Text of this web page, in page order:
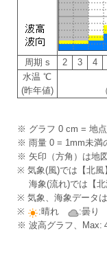
周期 s 2 3 4
水温 ℃
(昨年値)
※ グラフ 0 cm = 地点
※ 雨量 0 = 1mm未満
※ 矢印（方角）は地
※ 気象(風)では【北風
海象(流れ)では【北
※ 気象、海象データは
※
:晴れ :曇り
※ 波高グラフ、Max: